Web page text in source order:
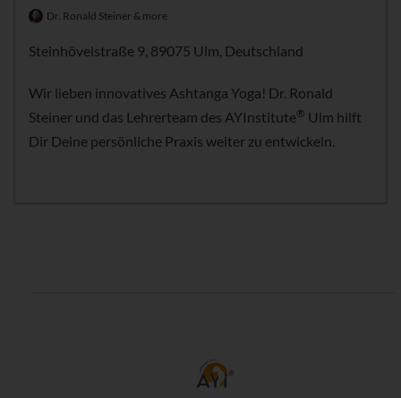
Dr. Ronald Steiner & more
Steinhövelstraße 9, 89075 Ulm, Deutschland
Wir lieben innovatives Ashtanga Yoga! Dr. Ronald
Steiner und das Lehrerteam des AYInstitute® Ulm hilft
Dir Deine persönliche Praxis weiter zu entwickeln.